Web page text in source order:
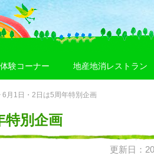
体験コーナー 地産地消レストラン
6月1日・2日は5周年特別企画
特別企画
更新日：